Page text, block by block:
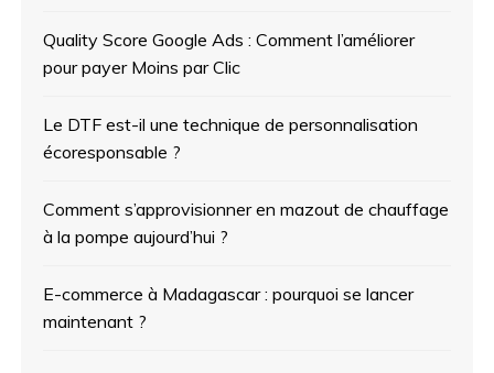
Quality Score Google Ads : Comment l’améliorer
pour payer Moins par Clic
Le DTF est-il une technique de personnalisation
écoresponsable ?
Comment s’approvisionner en mazout de chauffage
à la pompe aujourd’hui ?
E-commerce à Madagascar : pourquoi se lancer
maintenant ?